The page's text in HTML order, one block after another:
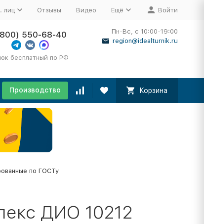
лиц Отзывы Видео Ещё Войти
550-68-40
бесплатный по РФ
Пн-Вс, с 10:00-19:00
region@idealturnik.ru
Производство Корзина
по ГОСТу
ДИО 10212